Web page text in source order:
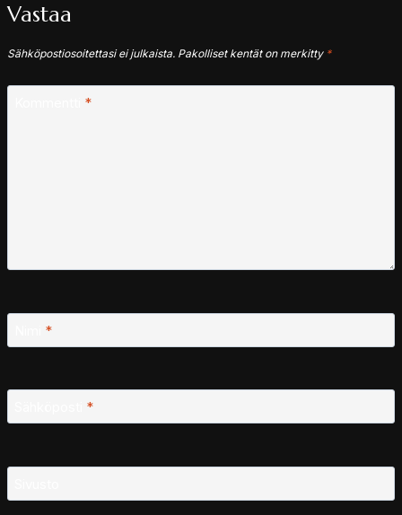
Vastaa
Sähköpostiosoitettasi ei julkaista. Pakolliset kentät on merkitty *
*
*
*